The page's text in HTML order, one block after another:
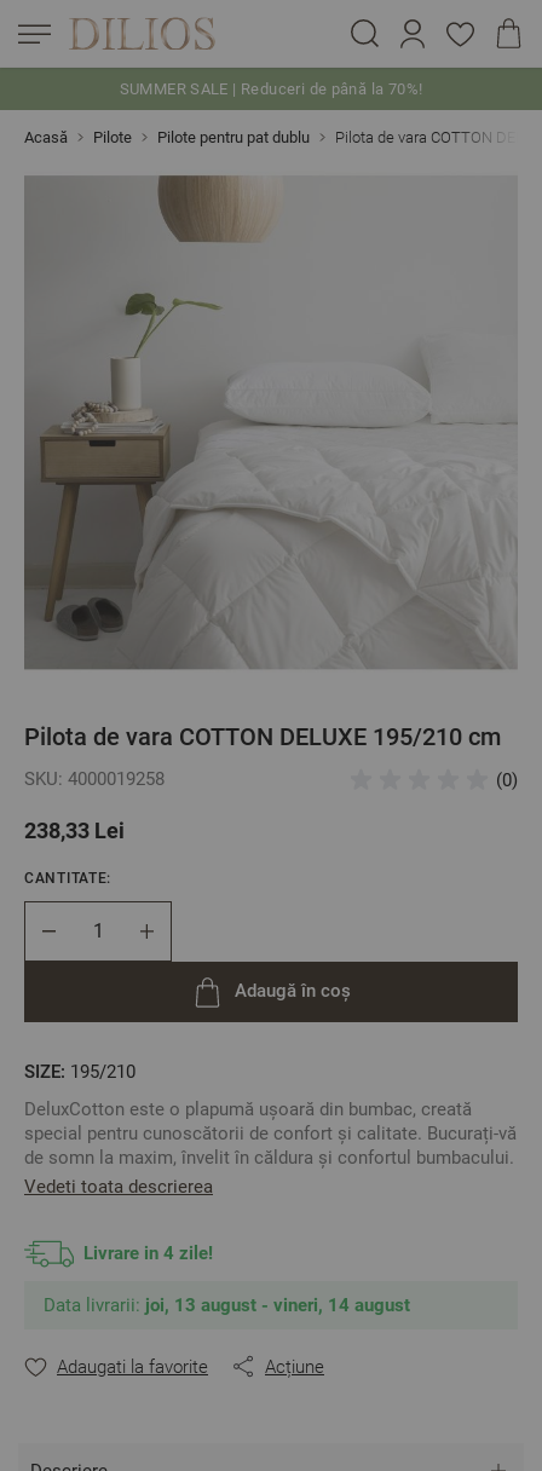
SUMMER SALE | Reduceri de până la 70%!
Acasă Pilote Pilote pentru pat dublu Pilota de vara COTTON
Pilota de vara COTTON DELUXE 195/210 cm
SKU: 4000019258 (0)
238,33 Lei
SIZE: 195/210
DeluxCotton este o plapumă ușoară din bumbac, creată
special pentru cunoscătorii de confort și calitate. Bucurați-vă
de somn la maxim, învelit în căldura și confortul bumbacului.
Material respirabil și antibacterian în care nu transpirați dar
- Antibacteriană
- Antialergică
Vedeti toata descrierea
Livrare in 4 zile!
Data livrarii: joi, 13 august - vineri, 14 august
CANTITATE:
Adaugă în coș
Adaugati la favorite Acțiune